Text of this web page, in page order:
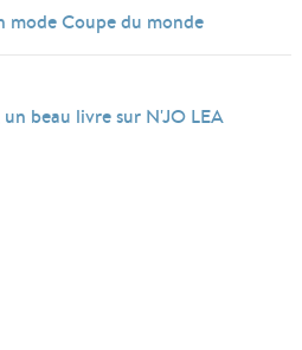
mode Coupe du monde
beau livre sur N'JO LEA